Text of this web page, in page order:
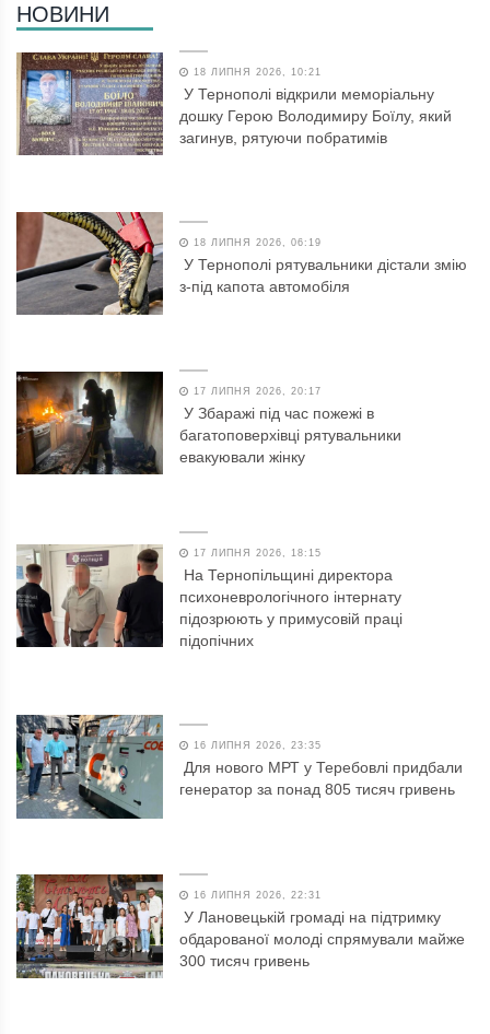
НОВИНИ
18 ЛИПНЯ 2026, 10:21
У Тернополі відкрили меморіальну
дошку Герою Володимиру Боїлу, який
загинув, рятуючи побратимів
18 ЛИПНЯ 2026, 06:19
У Тернополі рятувальники дістали змію
з-під капота автомобіля
17 ЛИПНЯ 2026, 20:17
У Збаражі під час пожежі в
багатоповерхівці рятувальники
евакуювали жінку
17 ЛИПНЯ 2026, 18:15
На Тернопільщині директора
психоневрологічного інтернату
підозрюють у примусовій праці
підопічних
16 ЛИПНЯ 2026, 23:35
Для нового МРТ у Теребовлі придбали
генератор за понад 805 тисяч гривень
16 ЛИПНЯ 2026, 22:31
У Лановецькій громаді на підтримку
обдарованої молоді спрямували майже
300 тисяч гривень